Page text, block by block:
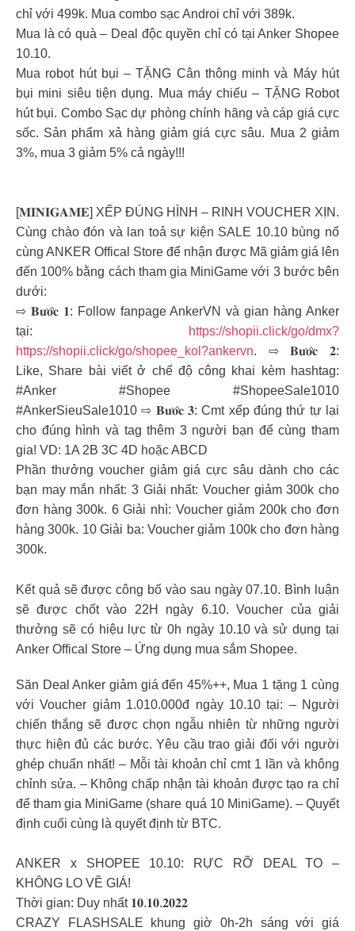
chỉ với 499k. Mua combo sạc Androi chỉ với 389k.
Mua là có quà – Deal độc quyền chỉ có tại Anker Shopee
10.10.
Mua robot hút bụi – TẶNG Cân thông minh và Máy hút
bụi mini siêu tiện dụng. Mua máy chiếu – TẶNG Robot
hút bụi. Combo Sạc dự phòng chính hãng và cáp giá cực
sốc. Sản phẩm xả hàng giảm giá cực sâu. Mua 2 giảm
3%, mua 3 giảm 5% cả ngày!!!
[𝐌𝐈𝐍𝐈𝐆𝐀𝐌𝐄] XẾP ĐÚNG HÌNH – RINH VOUCHER XỊN.
Cùng chào đón và lan toả sự kiện SALE 10.10 bùng nổ
cùng ANKER Offical Store để nhận được Mã giảm giá lên
đến 100% bằng cách tham gia MiniGame với 3 bước bên
dưới:
⇨ 𝐁𝐮̛𝐨̛́𝐜 𝟏: Follow fanpage AnkerVN và gian hàng Anker
tại:
https://shopii.click/go/dmx?
https://shopii.click/go/shopee_kol?ankervn. ⇨ 𝐁𝐮̛𝐨̛́𝐜 𝟐:
Like, Share bài viết ở chế độ công khai kèm hashtag:
#Anker #Shopee #ShopeeSale1010
#AnkerSieuSale1010 ⇨ 𝐁𝐮̛𝐨̛́𝐜 𝟑: Cmt xếp đúng thứ tự lại
cho đúng hình và tag thêm 3 người bạn để cùng tham
gia! VD: 1A 2B 3C 4D hoặc ABCD
Phần thưởng voucher giảm giá cực sâu dành cho các
bạn may mắn nhất: 3 Giải nhất: Voucher giảm 300k cho
đơn hàng 300k. 6 Giải nhì: Voucher giảm 200k cho đơn
hàng 300k. 10 Giải ba: Voucher giảm 100k cho đơn hàng
300k.
Kết quả sẽ được công bố vào sau ngày 07.10. Bình luận
sẽ được chốt vào 22H ngày 6.10. Voucher của giải
thưởng sẽ có hiệu lực từ 0h ngày 10.10 và sử dụng tại
Anker Offical Store – Ứng dụng mua sắm Shopee.
Săn Deal Anker giảm giá đến 45%++, Mua 1 tặng 1 cùng
với Voucher giảm 1.010.000đ ngày 10.10 tại: – Người
chiến thắng sẽ được chọn ngẫu nhiên từ những người
thực hiện đủ các bước. Yêu cầu trao giải đối với người
ghép chuẩn nhất! – Mỗi tài khoản chỉ cmt 1 lần và không
chỉnh sửa. – Không chấp nhận tài khoản được tạo ra chỉ
để tham gia MiniGame (share quá 10 MiniGame). – Quyết
định cuối cùng là quyết định từ BTC.
ANKER x SHOPEE 10.10: RỰC RỠ DEAL TO –
KHÔNG LO VỀ GIÁ!
Thời gian: Duy nhất 𝟏𝟎.𝟏𝟎.𝟐𝟎𝟐𝟐
CRAZY FLASHSALE khung giờ 0h-2h sáng với giá